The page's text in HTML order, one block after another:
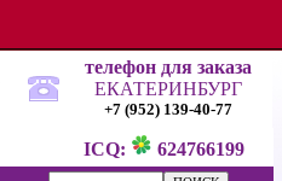
телефон для заказа
ЕКАТЕРИНБУРГ
+7 (952) 139-40-77
ICQ:
624766199